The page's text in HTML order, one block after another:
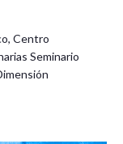
Centro
Seminario